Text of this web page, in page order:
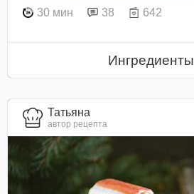
30 мин 38 642
Ингредиенты
Татьяна
автор рецепта